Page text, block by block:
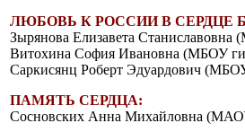
ЛЮБОВЬ К РОССИИ В СЕРДЦЕ
Зырянова Елизавета
Витохина София Ивановна (МБОУ
Саркисянц Роберт Эдуардович
ПАМЯТЬ СЕРДЦА:
Сосновских Анна Михайловна